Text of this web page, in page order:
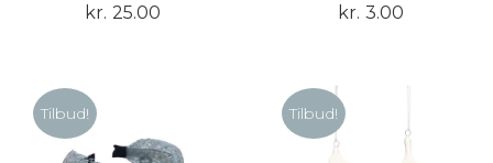
kr. 25.00
kr. 3.00
Tilbud! Tilbud!